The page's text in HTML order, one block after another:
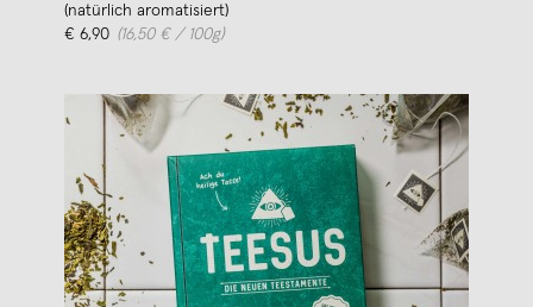
(natürlich aromatisiert)
€ 6,90 (16,50 € / 100g)